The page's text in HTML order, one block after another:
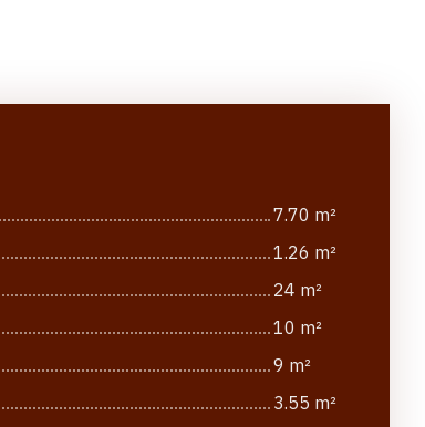
7.70 m²
1.26 m²
24 m²
10 m²
9 m²
3.55 m²